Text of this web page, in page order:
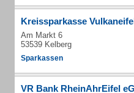
Kreissparkasse
Am Markt 6
53539 Kelberg
Sparkassen
VR Bank RheinAhrEifel eG